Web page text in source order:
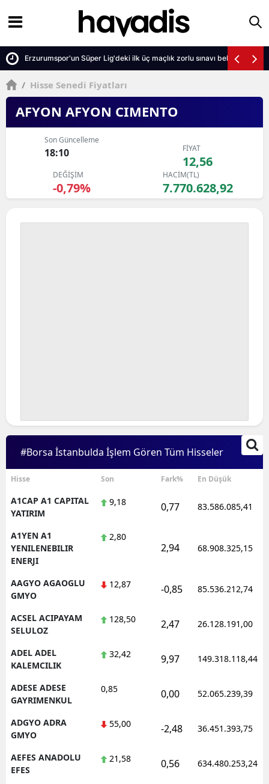
Erzurumspor'un Süper Lig'deki ilk üç maçlık zorlu sınavı belli oldu
/ Hisse Senedi Fiyatları
AFYON AFYON CIMENTO
Son Güncelleme
18:10 FİYAT
12,56
DEĞİŞİM
-0,79%
HACİM(TL)
7.770.628,92
#Borsa İstanbulda İşlem Gören Tüm Hisseler
Hisse Son Fark% En Düşük
A1CAP A1 CAPITAL
YATIRIM
9,18 0,77 83.586.085,41
A1YEN A1
YENILENEBILIR
ENERJI
2,80
2,94 68.908.325,15
AAGYO AGAOGLU
GMYO
12,87 -0,85 85.536.212,74
ACSEL ACIPAYAM
SELULOZ
128,50 2,47 26.128.191,00
ADEL ADEL
KALEMCILIK
32,42 9,97 149.318.118,44
ADESE ADESE
GAYRIMENKUL
0,85 0,00 52.065.239,39
ADGYO ADRA
GMYO
55,00 -2,48 36.451.393,75
AEFES ANADOLU
EFES
21,58 0,56 634.480.253,24